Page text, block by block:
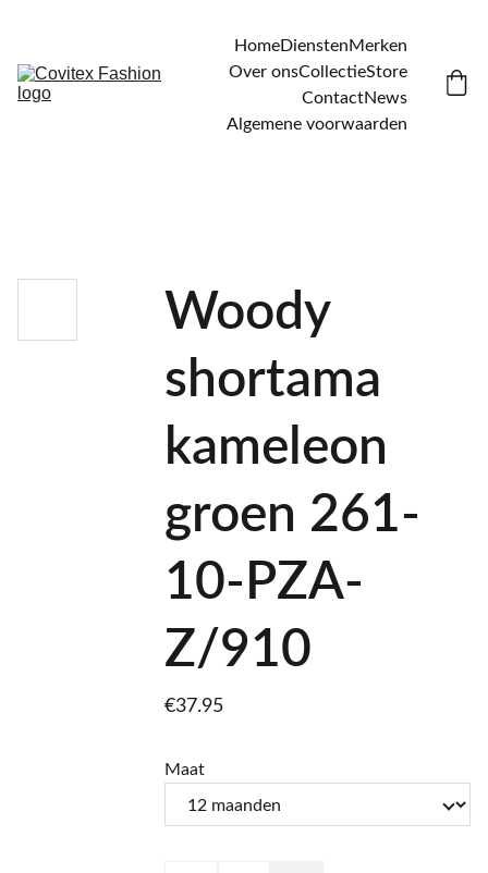
HomeDienstenMerken
Over onsCollectieStore
ContactNews
Algemene voorwaarden
Woody
shortama
kameleon
groen 261-
10-PZA-
Z/910
€37.95
Maat